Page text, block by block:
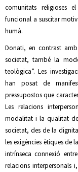
comunitats religioses
funcional a suscitar
humà.
Donati, en contrast
societat, també la
teològica”. Les
han posat de
pressupostos que
Les relacions
modalitat i la qualitat de
societat, des de la
les exigències ètiques de
intrínseca connexió
relacions interpersonals